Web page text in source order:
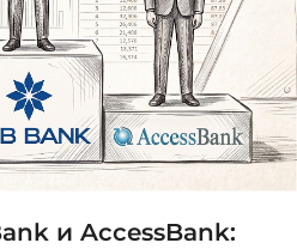
и AccessBank: